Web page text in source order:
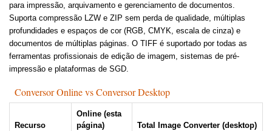
para impressão, arquivamento e gerenciamento de documentos.
Suporta compressão LZW e ZIP sem perda de qualidade, múltiplas
profundidades e espaços de cor (RGB, CMYK, escala de cinza) e
documentos de múltiplas páginas. O TIFF é suportado por todas as
ferramentas profissionais de edição de imagem, sistemas de pré-
impressão e plataformas de SGD.
Conversor Online vs Conversor Desktop
Recurso
Online (esta
página)
Total Image Converter (desktop)